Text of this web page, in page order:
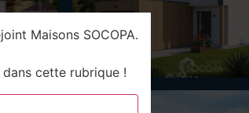
Maisons SOCOPA.
cette rubrique !